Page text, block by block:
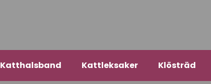
Katthalsband Kattleksaker Klösträd